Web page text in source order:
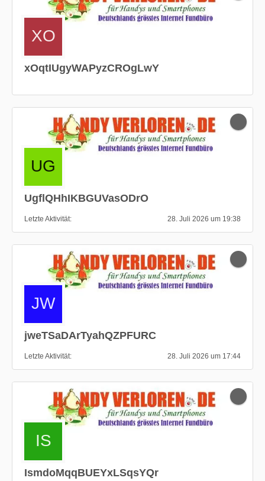
xOqtIUgyWAPyzCROgLwY
UgflQHhIKBGUVasODrO
Letzte Aktivität 28. Juli 2026 um 19:38
jweTSaDArTyahQZPFURC
Letzte Aktivität 28. Juli 2026 um 17:44
IsmdoMqqBUEYxLSqsYQr